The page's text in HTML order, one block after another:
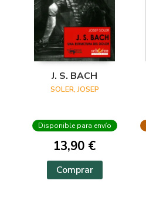
J. S. BACH
SOLER, JOSEP
Disponible para envío
13,90 €
Comprar